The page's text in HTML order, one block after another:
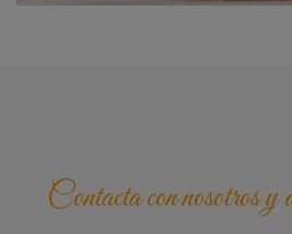
Contacta con nosotros y